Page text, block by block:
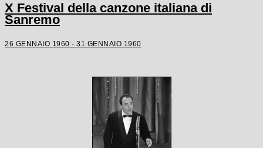
X Festival della canzone italiana di
Sanremo
26 GENNAIO 1960 - 31 GENNAIO 1960